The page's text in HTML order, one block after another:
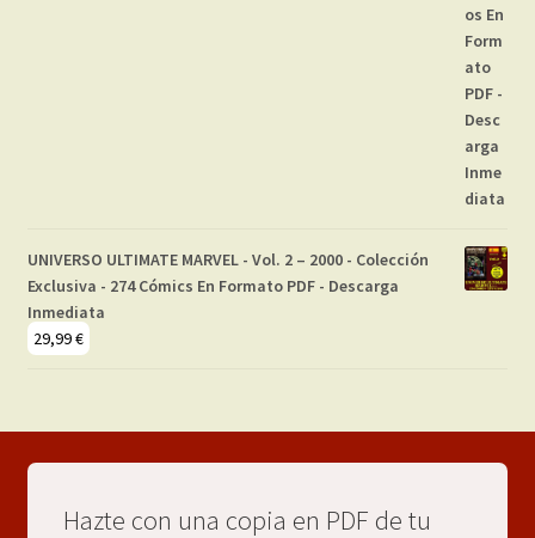
UNIVERSO ULTIMATE MARVEL - Vol. 2 – 2000 - Colección
Exclusiva - 274 Cómics En Formato PDF - Descarga
Inmediata
29,99€
Hazte con una copia en PDF de tu